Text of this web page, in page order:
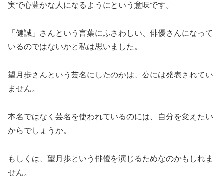
実で心豊かな人になるようにという意味です。
「健誠」さんという言葉にふさわしい、俳優さんになって
いるのではないかと私は思いました。
望月歩さんという芸名にしたのかは、公には発表されてい
ません。
本名ではなく芸名を使われているのには、自分を変えたい
からでしょうか。
もしくは、望月歩という俳優を演じるためなのかもしれま
せん。